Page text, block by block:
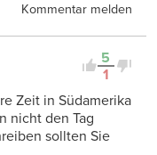
Kommentar melden
5
1
Zeit in Südamerika
nicht den Tag
sollten Sie